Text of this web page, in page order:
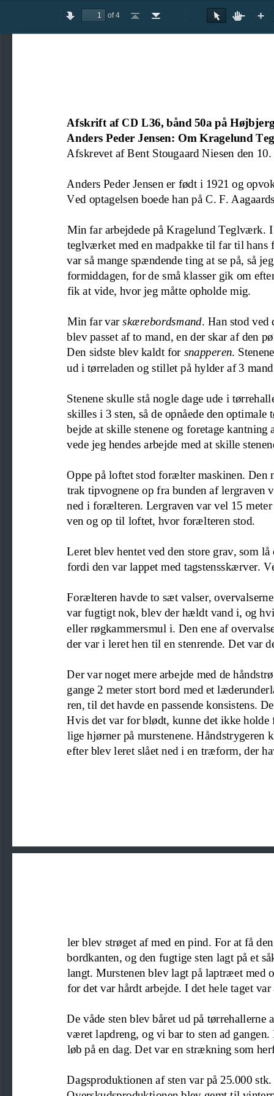
PreviousNext
of 4
Go
Go
Rotate
RotateText
HandZoom
Afskrift af CD L36, bånd 50a på
Anders Peder Jensen: Om Kragelund
Afskrevet af Bent Stougaard Niesen den
Anders Peder Jensen er født i 1921 og
Ved optagelsen boede han på C. F. Aa
Min far arbejdede på Kragelund Teglværk.
teglværket med en madpakke til far til hans
var så mange spændende ting at se på, så
formiddagen, for de små klasser gik om
fik at vide, hvor jeg måtte opholde mig.
Min far var skærebordsmand . Han stod ved
blev passet af to mand, en der skar af den
Den sidste blev kaldt for snapperen .
ud i tørreladen og stillet på hylder af 3
Stenene skulle stå nogle dage ude i
skilles i 3 sten så de opnåede den optimale
bejde at skille stenene og foretage
vede jeg hendes arbejde med at skille
Oppe på loftet stod forælter maskinen .
trak tipvognene op fra bunden af lergraven
ned i forælteren . Lergraven var vel 15
ven og op til loftet , hvor forælteren stod
Leret blev hentet ved den store grav, som
fordi den var lappet med tagstensskærver.
Forælteren havde to sæt valser, overval
var fugtigt nok, blev der hældt vand i, og
eller røgkammersmul i. Den ene af
der var i leret hen til en stenrende. Det var
Der var noget mere arbejde med de
gange 2 meter stort bord med et
ren til det havde en passende konsistens.
Hvis det var for blødt kunne det ikke
lige hjørner på murstenene . Håndstrygeren
efter blev leret slået ned i en træform, der
ler blev strøget af med en pind . For at få
bordkanten og den fugtige sten lagt på et
langt. Murstenen blev lagt på laptræet med
for det var hårdt arbejde. I det hele taget
De våde sten blev båret ud på
været lapdreng og vi bar to sten ad
løb på en dag. Det var en strækning som
Dagsproduktionen af sten var på 25.000 stk